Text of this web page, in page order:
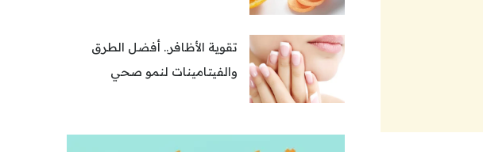
تقوية الأظافر.. أفضل الطرق
والفيتامينات لنمو صحي